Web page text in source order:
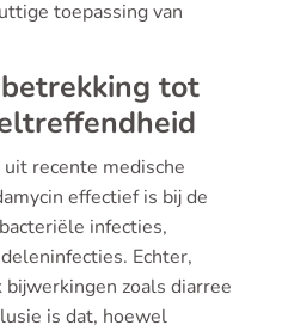
toepassing van
tot
recente medische
effectief is bij de
infecties,
Echter,
zoals diarree
is dat, hoewel